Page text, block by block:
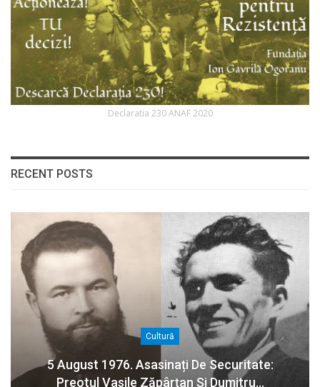
Declaratia 230 ANAF 2020
RECENT POSTS
Cultură
5 August 1976. Asasinați De Securitate:
Preotul Vasile Zăpârțan Și Dumitru…